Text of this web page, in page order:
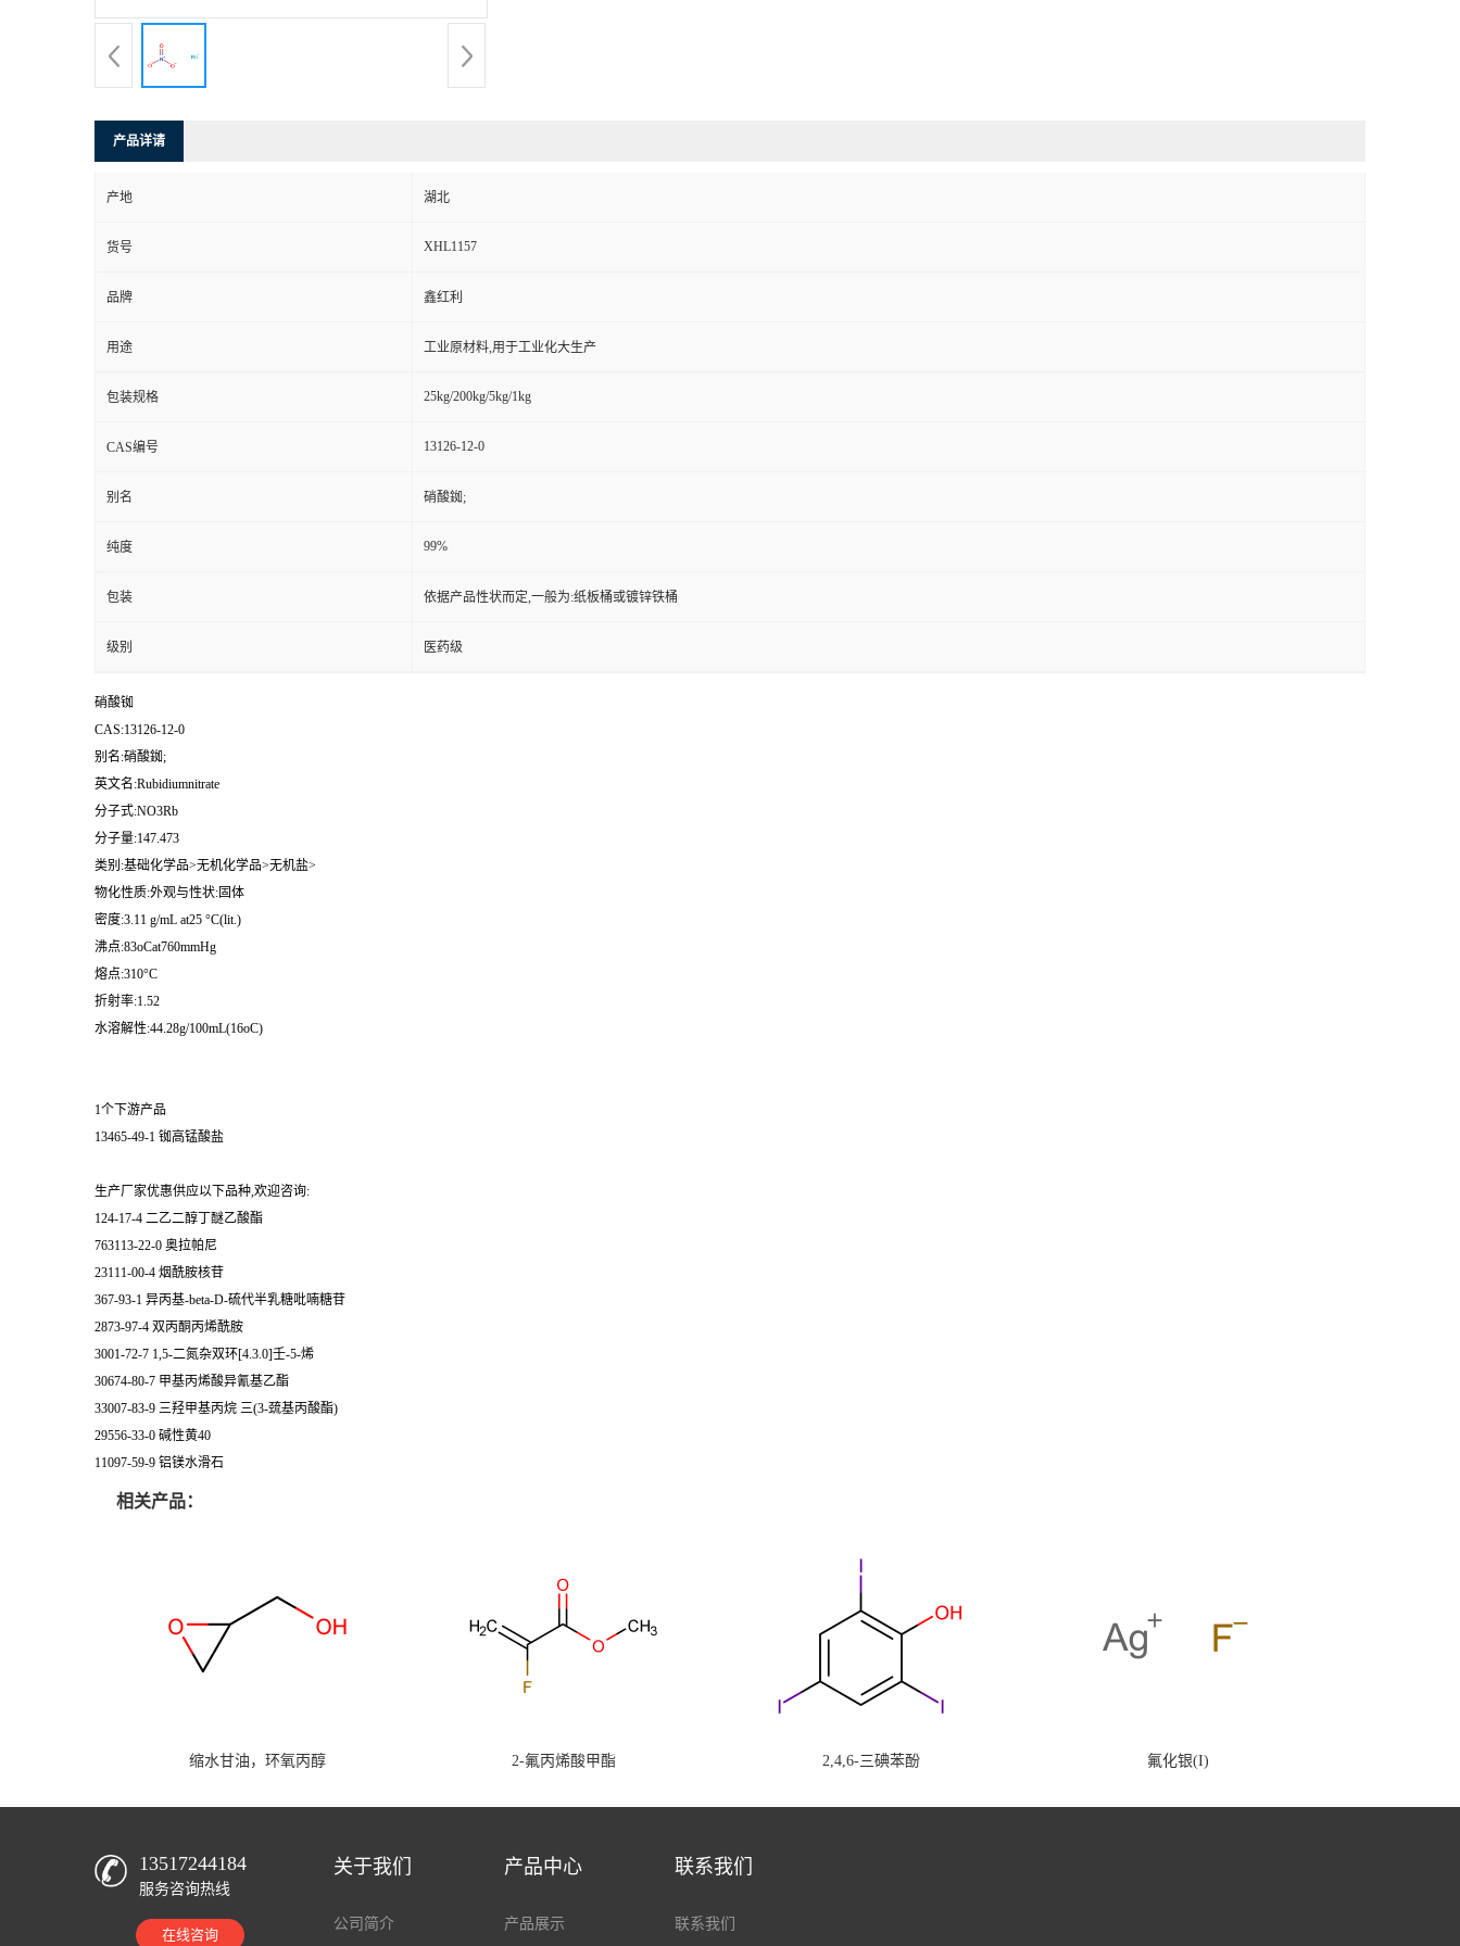
产品详请
产地 湖北
货号 XHL1157
品牌 鑫红利
用途 工业原材料,用于工业化大生产
包装规格 25kg/200kg/5kg/1kg
CAS编号 13126-12-0
别名 硝酸銣;
纯度 99%
包装 依据产品性状而定,一般为:纸板桶或镀锌铁桶
级别 医药级
硝酸铷
CAS:13126-12-0
别名:硝酸銣;
英文名:Rubidiumnitrate
分子式:NO3Rb
分子量:147.473
类别:基础化学品>无机化学品>无机盐>
物化性质:外观与性状:固体
密度:3.11 g/mL at25 °C(lit.)
沸点:83oCat760mmHg
熔点:310°C
折射率:1.52
水溶解性:44.28g/100mL(16oC)
1个下游产品
13465-49-1 铷高锰酸盐
生产厂家优惠供应以下品种,欢迎咨询:
124-17-4 二乙二醇丁醚乙酸酯
763113-22-0 奥拉帕尼
23111-00-4 烟酰胺核苷
367-93-1 异丙基-beta-D-硫代半乳糖吡喃糖苷
2873-97-4 双丙酮丙烯酰胺
3001-72-7 1,5-二氮杂双环[4.3.0]壬-5-烯
30674-80-7 甲基丙烯酸异氰基乙酯
33007-83-9 三羟甲基丙烷 三(3-巯基丙酸酯)
29556-33-0 碱性黄40
11097-59-9 铝镁水滑石
相关产品：
缩水甘油，环氧丙醇 2-氟丙烯酸甲酯 2,4,6-三碘苯酚 氟化银(I)
13517244184
服务咨询热线
在线咨询
关于我们
公司简介
产品中心
产品展示
联系我们
联系我们